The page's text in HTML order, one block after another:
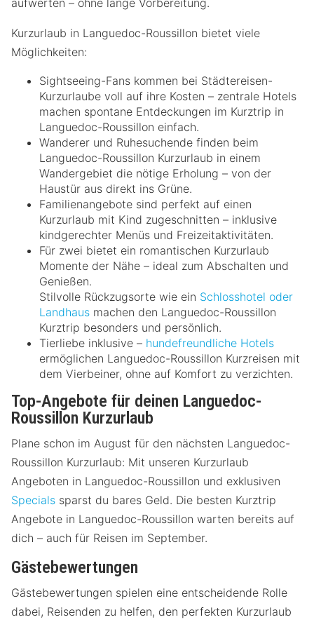
Kurzurlaub in Languedoc-Roussillon bietet viele
Möglichkeiten:
Sightseeing-Fans kommen bei Städtereisen-
Kurzurlaube voll auf ihre Kosten – zentrale Hotels
machen spontane Entdeckungen im Kurztrip in
Languedoc-Roussillon einfach.
Wanderer und Ruhesuchende finden beim
Languedoc-Roussillon Kurzurlaub in einem
Wandergebiet die nötige Erholung – von der
Haustür aus direkt ins Grüne.
Familienangebote sind perfekt auf einen
Kurzurlaub mit Kind zugeschnitten – inklusive
kindgerechter Menüs und Freizeitaktivitäten.
Für zwei bietet ein romantischen Kurzurlaub
Momente der Nähe – ideal zum Abschalten und
Genießen.
Stilvolle Rückzugsorte wie ein Schlosshotel oder
Landhaus machen den Languedoc-Roussillon
Kurztrip besonders und persönlich.
Tierliebe inklusive – hundefreundliche Hotels
ermöglichen Languedoc-Roussillon Kurzreisen mit
dem Vierbeiner, ohne auf Komfort zu verzichten.
Top-Angebote für deinen Languedoc-
Roussillon Kurzurlaub
Plane schon im August für den nächsten Languedoc-
Roussillon Kurzurlaub: Mit unseren Kurzurlaub
Angeboten in Languedoc-Roussillon und exklusiven
Specials sparst du bares Geld. Die besten Kurztrip
Angebote in Languedoc-Roussillon warten bereits auf
dich – auch für Reisen im September.
Gästebewertungen
Gästebewertungen spielen eine entscheidende Rolle
dabei, Reisenden zu helfen, den perfekten Kurzurlaub